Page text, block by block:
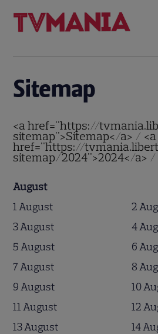
Sitemap
<a href="https://
sitemap">Sitemap</a> / <a
href="https://
sitemap/2024">2024</a>
August
1 August
2
3 August
4
5 August
6
7 August
8
9 August
10
11 August
12
13 August
14